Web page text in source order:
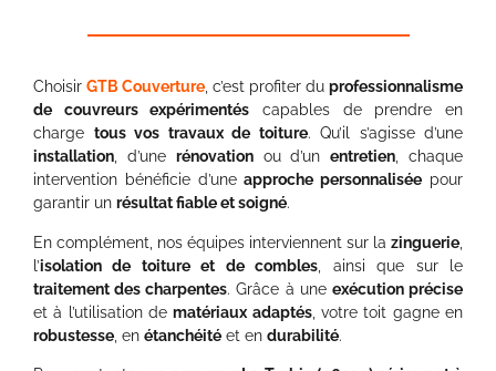
Choisir GTB Couverture , c’est profiter du professionnalisme
de couvreurs expérimentés capables de prendre en
charge tous vos travaux de toiture. Qu’il s’agisse d’une
installation , d’une rénovationou d’unentretien , chaque
intervention bénéficie d’uneapproche personnalisée pour
garantir un résultat fiable et soigné.
En complément, nos équipes interviennent sur la zinguerie
l’isolation de toiture et de combles , ainsi que sur le
traitement des charpentes. Grâce à une exécution précise
et à l’utilisation dematériaux adaptés, votre toit gagne en
robustesse , en étanchéité et en durabilité.